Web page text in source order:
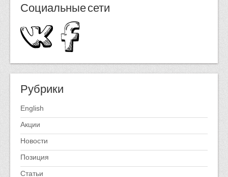
Социальные сети
Рубрики
English
Акции
Новости
Позиция
Статьи